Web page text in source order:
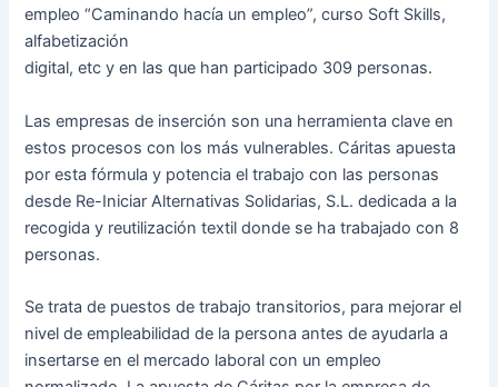
empleo “Caminando hacía un empleo”, curso Soft Skills,
alfabetización
digital, etc y en las que han participado 309 personas.
Las empresas de inserción son una herramienta clave en
estos procesos con los más vulnerables. Cáritas apuesta
por esta fórmula y potencia el trabajo con las personas
desde Re-Iniciar Alternativas Solidarias, S.L. dedicada a la
recogida y reutilización textil donde se ha trabajado con 8
personas.
Se trata de puestos de trabajo transitorios, para mejorar el
nivel de empleabilidad de la persona antes de ayudarla a
insertarse en el mercado laboral con un empleo